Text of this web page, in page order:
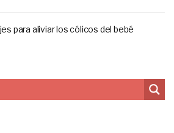
para aliviar los cólicos del bebé